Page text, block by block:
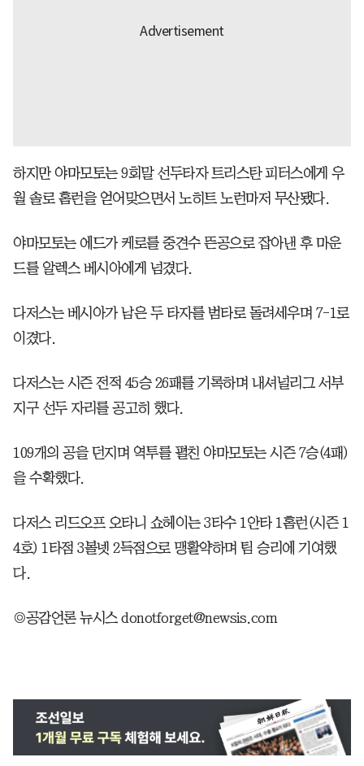
하지만 야마모토는 9회말 선두타자 트리스탄 피터스에게 우
월 솔로 홈런을 얻어맞으면서 노히트 노런마저 무산됐다.
야마모토는 에드가 케로를 중견수 뜬공으로 잡아낸 후 마운
드를 알렉스 베시아에게 넘겼다.
다저스는 베시아가 남은 두 타자를 범타로 돌려세우며 7-1로
이겼다.
다저스는 시즌 전적 45승 26패를 기록하며 내셔널리그 서부
지구 선두 자리를 공고히 했다.
109개의 공을 던지며 역투를 펼친 야마모토는 시즌 7승(4패)
을 수확했다.
다저스 리드오프 오타니 쇼헤이는 3타수 1안타 1홈런(시즌 1
4호) 1타점 3볼넷 2득점으로 맹활약하며 팀 승리에 기여했
다.
◎공감언론 뉴시스 donotforget@newsis.com